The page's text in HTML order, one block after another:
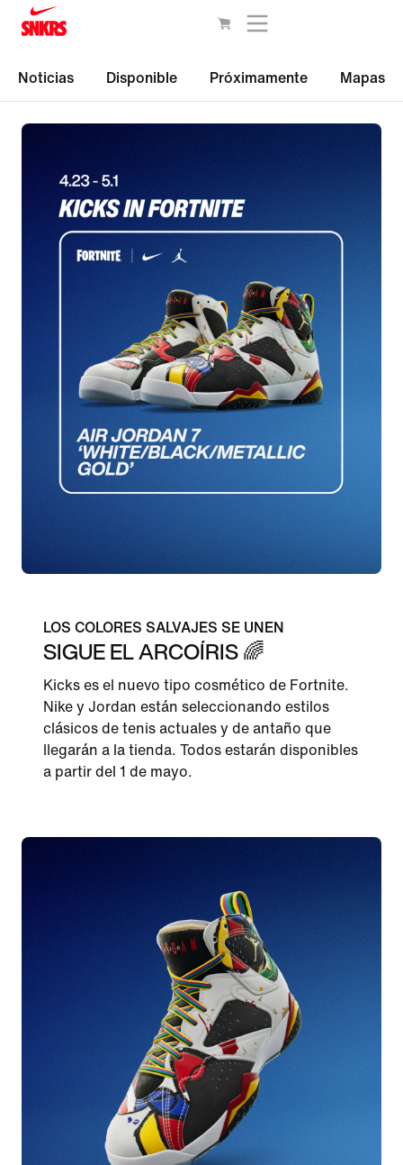
Noticias Disponible Próximamente Mapas
LOS COLORES SALVAJES SE UNEN
SIGUE EL ARCOÍRIS 🌈
Kicks es el nuevo tipo cosmético de Fortnite.
Nike y Jordan están seleccionando estilos
clásicos de tenis actuales y de antaño que
llegarán a la tienda. Todos estarán disponibles
a partir del 1 de mayo.